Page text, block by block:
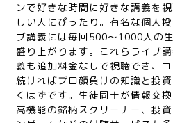
ンで好きな時間に好きな講義を
しい人にぴったり。有名な個人
ブ講義には毎回500〜1000人の
盛り上がります。これらライブ
義も追加料金なしで視聴でき、
続ければプロ顔負けの知識と投
くはずです。生徒同士が情報交
高機能の銘柄スクリーナー、投